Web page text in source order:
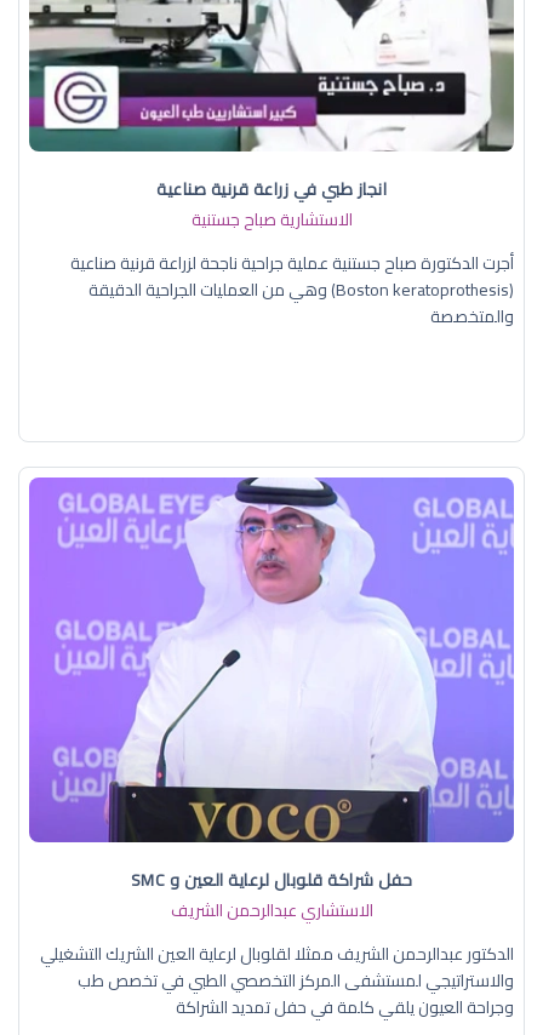
انجاز طبي في زراعة قرنية صناعية
الاستشارية صباح جستنية
أجرت الدكتورة صباح جستنية عملية جراحية ناجحة لزراعة قرنية صناعية
(Boston keratoprothesis) وهي من العمليات الجراحية الدقيقة
والمتخصصة
حفل شراكة قلوبال لرعاية العين و SMC
الاستشاري عبدالرحمن الشريف
الدكتور عبدالرحمن الشريف ممثلا لقلوبال لرعاية العين الشريك التشغيلي
والاستراتيجي لمستشفى المركز التخصصي الطبي في تخصص طب
وجراحة العيون يلقي كلمة في حفل تمديد الشراكة